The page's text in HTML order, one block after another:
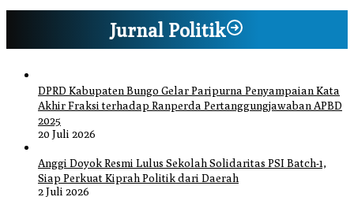
Jurnal Politik
DPRD Kabupaten Bungo Gelar Paripurna Penyampaian Kata
Akhir Fraksi terhadap Ranperda Pertanggungjawaban APBD
2025
20 Juli 2026
Anggi Doyok Resmi Lulus Sekolah Solidaritas PSI Batch-1,
Siap Perkuat Kiprah Politik dari Daerah
2 Juli 2026